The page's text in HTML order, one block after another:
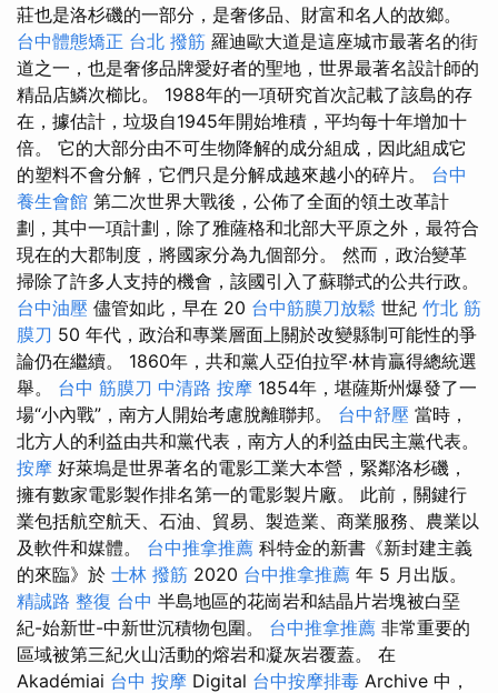
莊也是洛杉磯的一部分，是奢侈品、財富和名人的故鄉。
台中體態矯正 台北 撥筋 羅迪歐大道是這座城市最著名的街
道之一，也是奢侈品牌愛好者的聖地，世界最著名設計師的
精品店鱗次櫛比。 1988年的一項研究首次記載了該島的存
在，據估計，垃圾自1945年開始堆積，平均每十年增加十
倍。 它的大部分由不可生物降解的成分組成，因此組成它
的塑料不會分解，它們只是分解成越來越小的碎片。 台中
養生會館 第二次世界大戰後，公佈了全面的領土改革計
劃，其中一項計劃，除了雅薩格和北部大平原之外，最符合
現在的大郡制度，將國家分為九個部分。 然而，政治變革
掃除了許多人支持的機會，該國引入了蘇聯式的公共行政。
台中油壓 儘管如此，早在 20 台中筋膜刀放鬆 世紀 竹北 筋
膜刀 50 年代，政治和專業層面上關於改變縣制可能性的爭
論仍在繼續。 1860年，共和黨人亞伯拉罕·林肯贏得總統選
舉。 台中 筋膜刀 中清路 按摩 1854年，堪薩斯州爆發了一
場“小內戰”，南方人開始考慮脫離聯邦。 台中舒壓 當時，
北方人的利益由共和黨代表，南方人的利益由民主黨代表。
按摩 好萊塢是世界著名的電影工業大本營，緊鄰洛杉磯，
擁有數家電影製作排名第一的電影製片廠。 此前，關鍵行
業包括航空航天、石油、貿易、製造業、商業服務、農業以
及軟件和媒體。 台中推拿推薦 科特金的新書《新封建主義
的來臨》於 士林 撥筋 2020 台中推拿推薦 年 5 月出版。
精誠路 整復 台中 半島地區的花崗岩和結晶片岩塊被白堊
紀-始新世-中新世沉積物包圍。 台中推拿推薦 非常重要的
區域被第三紀火山活動的熔岩和凝灰岩覆蓋。 在
Akadémiai 台中 按摩 Digital 台中按摩排毒 Archive 中，